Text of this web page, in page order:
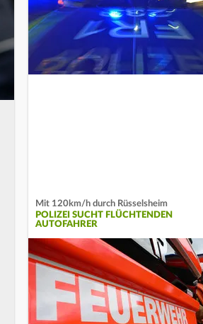
Mit 120km/h durch Rüsselsheim
POLIZEI SUCHT FLÜCHTENDEN
AUTOFAHRER